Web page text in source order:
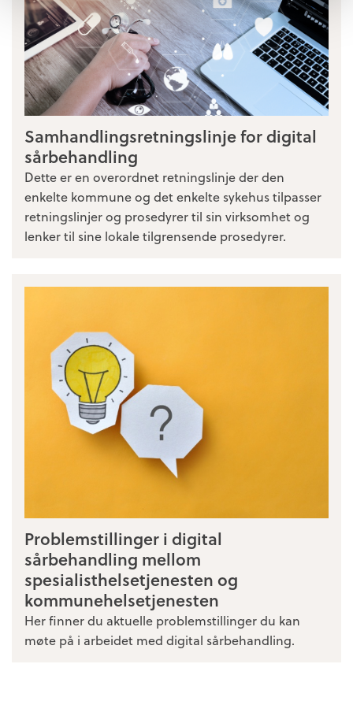
Samhandlingsretningslinje for digital
sårbehandling
Dette er en overordnet retningslinje der den
enkelte kommune og det enkelte sykehus tilpasser
retningslinjer og prosedyrer til sin virksomhet og
lenker til sine lokale tilgrensende prosedyrer.
Problemstillinger i digital
sårbehandling mellom
spesialisthelsetjenesten og
kommunehelsetjenesten
Her finner du aktuelle problemstillinger du kan
møte på i arbeidet med digital sårbehandling.